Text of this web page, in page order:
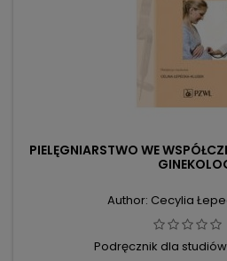
PIELĘGNIARSTWO WE
Author: Cecylia
Podręcznik dla